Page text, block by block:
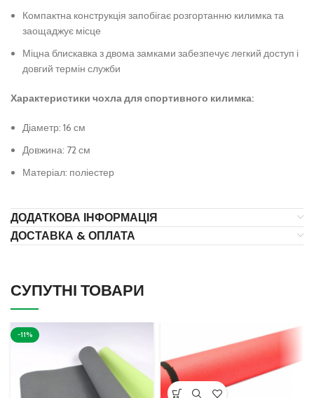
Компактна конструкція запобігає розгортанню килимка та
заощаджує місце
Міцна блискавка з двома замками забезпечує легкий доступ і
довгий термін служби
Характеристики чохла для спортивного килимка:
Діаметр: 16 см
Довжина: 72 см
Матеріал: поліестер
ДОДАТКОВА ІНФОРМАЦІЯ
ДОСТАВКА & ОПЛАТА
СУПУТНІ ТОВАРИ
-11%